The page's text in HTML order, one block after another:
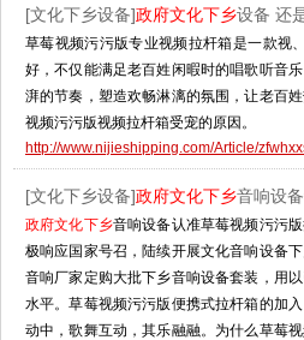
http://www.nijieshipping.com/Article/
[文化下乡设备]政府文化下乡设备 还
草莓视频污污版专业视频拉杆箱是一款视
好，不仅能满足老百姓闲暇时的唱歌听音
湃的节奏，塑造欢畅淋漓的氛围，让老百
视频污污版视频拉杆箱受宠的原因。
http://www.nijieshipping.com/Article/
[文化下乡设备]政府文化下乡音响设
政府文化下乡音响设备认准草莓视频污污
极响应国家号召，陆续开展文化音响设备
音响厂家定购大批下乡音响设备套装，用
水平。草莓视频污污版便携式拉杆箱的加
动中，歌舞互动，其乐融融。为什么草莓